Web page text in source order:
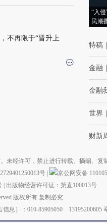
不再限于“晋升上
“入
民潮
特稿
金融
金融
世界
财新
经许可，禁止进行转载、摘编、复
号
京公网安备
出版物经营许可证：第直100013号
版权所有 复制必究
）：010-85905050 13195200605